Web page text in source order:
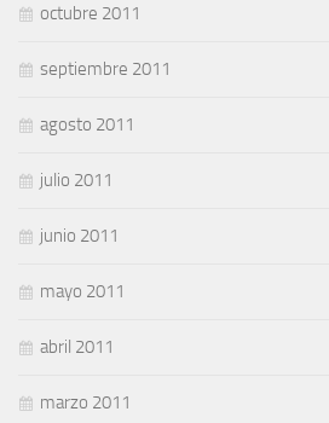
octubre 2011
septiembre 2011
agosto 2011
julio 2011
junio 2011
mayo 2011
abril 2011
marzo 2011